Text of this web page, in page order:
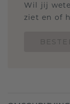
Wil jij
ziet en of